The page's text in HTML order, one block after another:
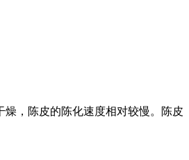
，陈皮的陈化速度相对较慢。陈皮